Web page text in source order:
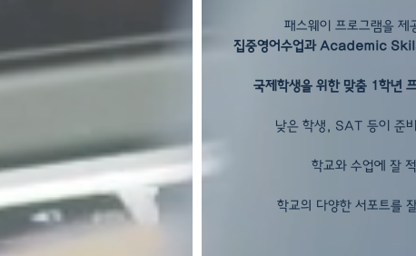
패스웨이 프로그램을
집중영어수업과 Academic
국제학생을 위한 맞춤 1학년
낮은 학생, SAT 등이 준
학교와 수업에 잘
학교의 다양한 서포트를